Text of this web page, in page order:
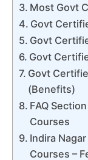
Most Govt
Govt
Govt
Govt
Govt
(Benefits)
FAQ
Courses
Indira
Courses –